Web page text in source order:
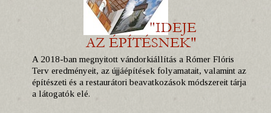
A 2018-ban megnyitott vándorkiállítás a Rómer Flóris
Terv eredményeit, az újjáépítések folyamatait, valamint az
építészeti és a restaurátori beavatkozások módszereit tárja
a látogatók elé.